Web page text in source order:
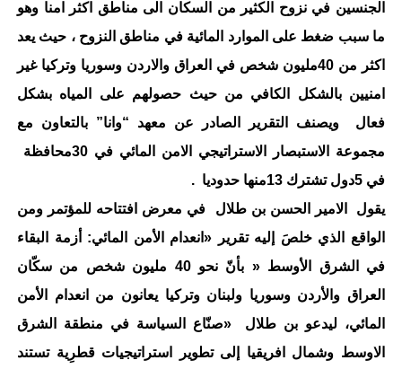
الجنسين في نزوح الكثير من السكان الى مناطق اكثر امنا وهو
ما سبب ضغط على الموارد المائية في مناطق النزوح ، حيث يعد
اكثر من 40مليون شخص في العراق والاردن وسوريا وتركيا غير
امنيين بالشكل الكافي من حيث حصولهم على المياه بشكل
فعال ويصنف التقرير الصادر عن معهد “وانا” بالتعاون مع
مجموعة الاستبصار الاستراتيجي الامن المائي في 30محافظة
في 5دول تشترك 13منها حدوديا .
يقول الامير الحسن بن طلال في معرض افتتاحه للمؤتمر ومن
الواقع الذي خلصَ إليه تقرير «انعدام الأمن المائي: أزمة البقاء
في الشرق الأوسط « بأنّ نحو 40 مليون شخص من سكّان
العراق والأردن وسوريا ولبنان وتركيا يعانون من انعدام الأمن
المائي، ليدعو بن طلال «صنّاع السياسة في منطقة الشرق
الاوسط وشمال افريقيا إلى تطوير استراتيجيات قطرِية تستند